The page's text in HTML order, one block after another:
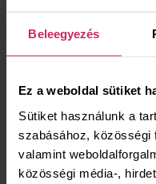
Beleegyezés
Ez a weboldal sütiket
Sütiket használunk a
szabásához, közösségi
valamint
közösségi média-,
Archív 2022. 01. 01.
Archív 2021. 10. 12.
Archív 2020. 11. 16.